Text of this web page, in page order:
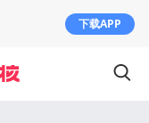
下载APP